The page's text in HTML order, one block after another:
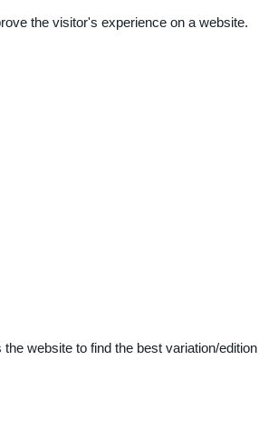
the visitor's experience on a website.
website to find the best variation/edition